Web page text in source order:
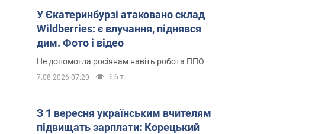
У Єкатеринбурзі атаковано склад
Wildberries: є влучання, піднявся
дим. Фото і відео
Не допомогла росіянам навіть робота ППО
7.08.2026 07:20 6,6 т.
З 1 вересня українським вчителям
підвищать зарплати: Корецький